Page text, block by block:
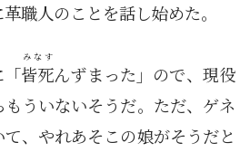
職人のことを話し始めた。
「皆死
みなす
んずまった」ので、現役
ういないそうだ。ただ、ゲネ
、やれあそこの娘がそうだと